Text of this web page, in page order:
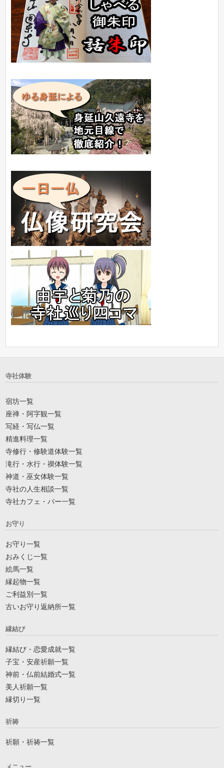
寺社体験
宿坊一覧
座禅・阿字観一覧
写経・写仏一覧
精進料理一覧
寺修行・修験道体験一覧
滝行・水行・禊体験一覧
神道・巫女体験一覧
寺社の人生相談一覧
寺社カフェ・バー一覧
お守り
お守り一覧
おみくじ一覧
絵馬一覧
縁起物一覧
ご利益別一覧
古いお守り返納所一覧
縁結び
縁結び・恋愛成就一覧
子宝・安産祈願一覧
神前・仏前結婚式一覧
美人祈願一覧
縁切り一覧
祈祷
祈願・祈祷一覧